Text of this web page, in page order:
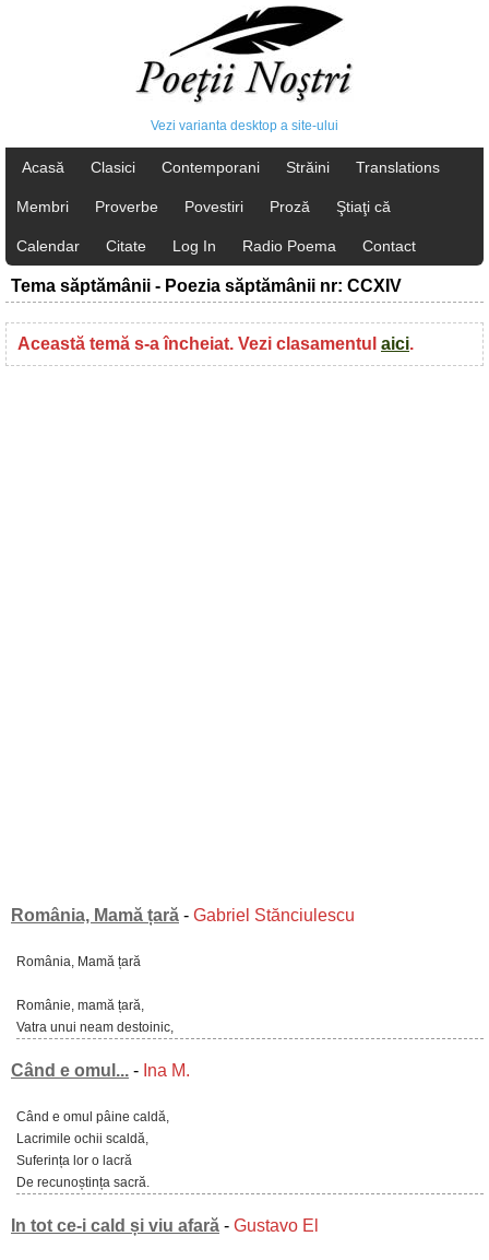
Vezi varianta desktop a site-ului
Acasă Clasici Contemporani Străini Translations
Membri Proverbe Povestiri Proză Ştiaţi că
Calendar Citate Log In Radio Poema Contact
Tema săptămânii - Poezia săptămânii nr: CCXIV
Această temă s-a încheiat. Vezi clasamentul aici.
România, Mamă țară - Gabriel Stănciulescu
România, Mamă țară
Românie, mamă țară,
Vatra unui neam destoinic,
Când e omul... - Ina M.
Când e omul pâine caldă,
Lacrimile ochii scaldă,
Suferința lor o lacră
De recunoștința sacră.
In tot ce-i cald și viu afară - Gustavo El